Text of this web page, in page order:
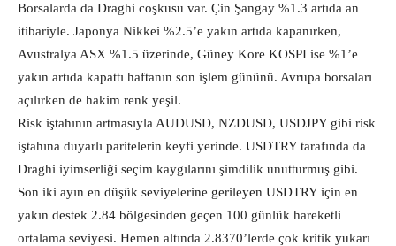
Borsalarda da Draghi coşkusu var. Çin Şangay %1.3 artıda an
itibariyle. Japonya Nikkei %2.5’e yakın artıda kapanırken,
Avustralya ASX %1.5 üzerinde, Güney Kore KOSPI ise %1’e
yakın artıda kapattı haftanın son işlem gününü. Avrupa borsaları
açılırken de hakim renk yeşil.
Risk iştahının artmasıyla AUDUSD, NZDUSD, USDJPY gibi risk
iştahına duyarlı paritelerin keyfi yerinde. USDTRY tarafında da
Draghi iyimserliği seçim kaygılarını şimdilik unutturmuş gibi.
Son iki ayın en düşük seviyelerine gerileyen USDTRY için en
yakın destek 2.84 bölgesinden geçen 100 günlük hareketli
ortalama seviyesi. Hemen altında 2.8370’lerde çok kritik yukarı